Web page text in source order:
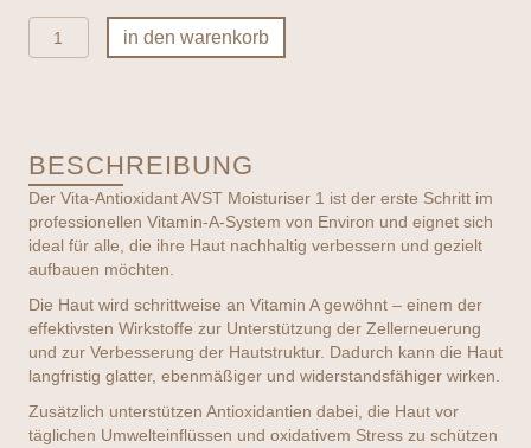
ENVIRON
SkinEssentiA
in den warenkorb
BESCHREIBUNG
Der Vita-Antioxidant AVST Moisturiser 1 ist der erste Schritt im
professionellen Vitamin-A-System von Environ und eignet sich
ideal für alle, die ihre Haut nachhaltig verbessern und gezielt
aufbauen möchten.
Die Haut wird schrittweise an Vitamin A gewöhnt – einem der
effektivsten Wirkstoffe zur Unterstützung der Zellerneuerung
und zur Verbesserung der Hautstruktur. Dadurch kann die Haut
langfristig glatter, ebenmäßiger und widerstandsfähiger wirken.
Zusätzlich unterstützen Antioxidantien dabei, die Haut vor
täglichen Umwelteinflüssen und oxidativem Stress zu schützen